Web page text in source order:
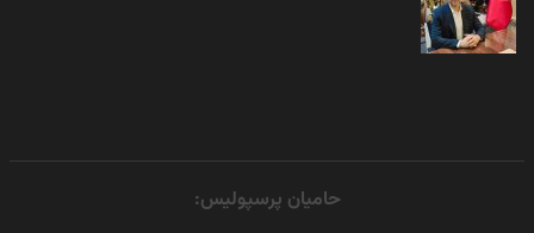
حامیان پرسپولیس: